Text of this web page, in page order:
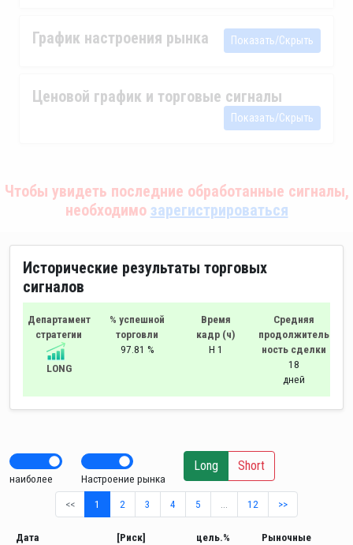
График настроения рынка Показать/Скрыть
Ценовой график и торговые сигналы
Показать/Скрыть
Чтобы увидеть последние обработанные сигналы,
необходимо зарегистрироваться
Исторические результаты торговых
сигналов
Департамент
стратегии
LONG
% успешной
торговли
97.81 %
Время
кадр (ч)
H 1
Средняя
продолжитель
ность сделки
18
дней
наиболее Настроение рынка
Long Short
<< 1 2 3 4 5 12 >>
Дата
[Риск]
цель.%
Рыночные